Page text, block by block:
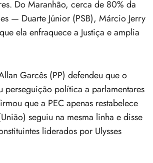
Do Maranhão, cerca de 80% da
— Duarte Júnior (PSB), Márcio Jerry
ela enfraquece a Justiça e amplia
Garcês (PP) defendeu que o
perseguição política a parlamentares
que a PEC apenas restabelece
seguiu na mesma linha e disse
liderados por Ulysses